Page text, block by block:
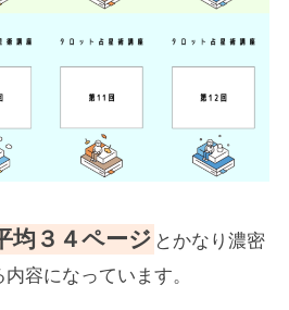
均３４ページ とかなり濃密
容になっています。